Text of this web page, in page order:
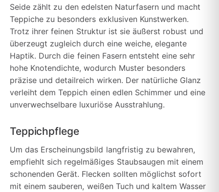
Seide zählt zu den edelsten Naturfasern und macht
Teppiche zu besonders exklusiven Kunstwerken.
Trotz ihrer feinen Struktur ist sie äußerst robust und
überzeugt zugleich durch eine weiche, elegante
Haptik. Durch die feinen Fasern entsteht eine sehr
hohe Knotendichte, wodurch Muster besonders
präzise und detailreich wirken. Der natürliche Glanz
verleiht dem Teppich einen edlen Schimmer und eine
unverwechselbare luxuriöse Ausstrahlung.
Teppichpflege
Um das Erscheinungsbild langfristig zu bewahren,
empfiehlt sich regelmäßiges Staubsaugen mit einem
schonenden Gerät. Flecken sollten möglichst sofort
mit einem sauberen, weißen Tuch und kaltem Wasser